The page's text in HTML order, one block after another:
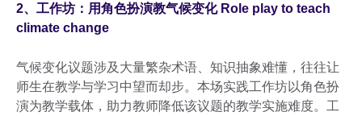
2、工作坊：用角色扮演教气候变化 Role play to teach
climate change
气候变化议题涉及大量繁杂术语、知识抽象难懂，往往让
师生在教学与学习中望而却步。本场实践工作坊以角色扮
演为教学载体，助力教师降低该议题的教学实施难度。工